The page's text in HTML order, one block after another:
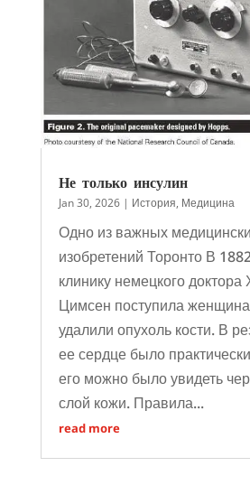
Не только инсулин
Jan 30, 2026| История, Медицина
Одно из важных
изобретений Торонто В
клинику немецкого доктора
Цимсен поступила
удалили опухоль кости. В
ее сердце было
его можно было увидеть
слой кожи. Правила...
read more